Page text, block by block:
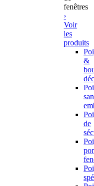
fenêtres
›
Voir
les
produits
&
de